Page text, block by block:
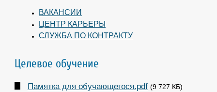
ВАКАНСИИ
ЦЕНТР КАРЬЕРЫ
СЛУЖБА ПО КОНТРАКТУ
Целевое обучение
Памятка для обучающегося.pdf (9 727 КБ)